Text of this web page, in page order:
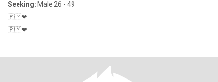
Seeking: Male 26 - 49
🇵🇾❤
🇵🇾❤